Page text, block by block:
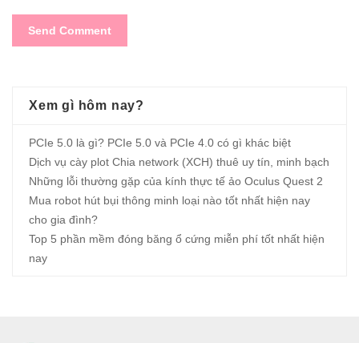
Xem gì hôm nay?
PCIe 5.0 là gì? PCIe 5.0 và PCIe 4.0 có gì khác biệt
Dịch vụ cày plot Chia network (XCH) thuê uy tín, minh bạch
Những lỗi thường gặp của kính thực tế ảo Oculus Quest 2
Mua robot hút bụi thông minh loại nào tốt nhất hiện nay
cho gia đình?
Top 5 phần mềm đóng băng ổ cứng miễn phí tốt nhất hiện
nay